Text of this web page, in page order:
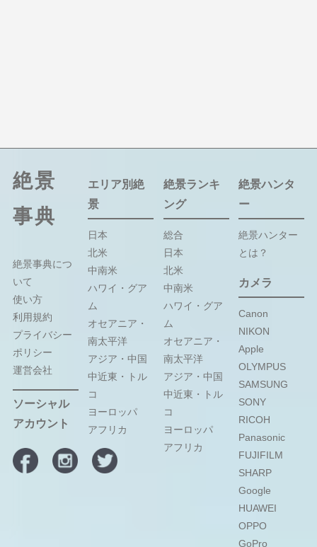
絶景
事典
絶景事典につ
いて
使い方
利用規約
プライバシー
ポリシー
運営会社
ソーシャル
アカウント
エリア別絶
景
日本
北米
中南米
ハワイ・グア
ム
オセアニア・
南太平洋
アジア・中国
中近東・トル
コ
ヨーロッパ
アフリカ
絶景ランキ
ング
総合
日本
北米
中南米
ハワイ・グア
ム
オセアニア・
南太平洋
アジア・中国
中近東・トル
コ
ヨーロッパ
アフリカ
絶景ハンタ
ー
絶景ハンター
とは？
カメラ
Canon
NIKON
Apple
OLYMPUS
SAMSUNG
SONY
RICOH
Panasonic
FUJIFILM
SHARP
Google
HUAWEI
OPPO
GoPro